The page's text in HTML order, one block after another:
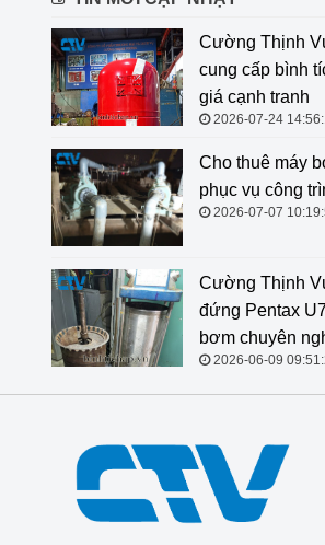
Cường Thịnh
cung cấp bình
giá cạnh tranh
2026-07-24
Cho thuê máy
phục vụ công
2026-07-07
Cường Thịnh
đứng Pentax
bơm chuyên
2026-06-09